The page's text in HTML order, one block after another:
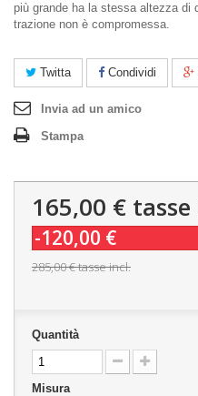
più grande ha la stessa altezza di
trazione non è compromessa.
Twitta Condividi
Invia ad un amico
Stampa
165,00 €
-120,00 €
285,00 €tasse incl.
Quantità
Misura